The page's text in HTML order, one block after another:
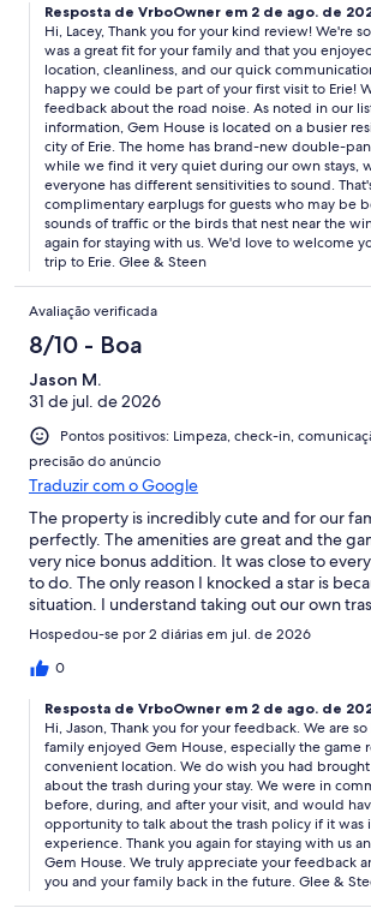
Resposta de VrboOwner em 2 de ago. de
Hi, Lacey, Thank you for your kind review! We're
was a great fit for your family and that you
location, cleanliness, and our quick
happy we could be part of your first visit to Erie!
feedback about the road noise. As noted in our
information, Gem House is located on a busier
city of Erie. The home has brand-new double-
while we find it very quiet during our own stays,
everyone has different sensitivities to sound.
complimentary earplugs for guests who may be
sounds of traffic or the birds that nest near the
again for staying with us. We'd love to welcome
trip to Erie. Glee & Steen
Avaliação verificada
8/10 - Boa
Jason M.
31 de jul. de 2026
Pontos positivos: Limpeza, check-in,
precisão do anúncio
Traduzir com o Google
The property is incredibly cute and for our
perfectly. The amenities are great and the
very nice bonus addition. It was close to
to do. The only reason I knocked a star is
situation. I understand taking out our own
retrieve previous guests trash bags from the
to the street put me off a little. But other than
rules made sense and were easy to follow.
Hospedou-se por 2 diárias em jul. de 2026
0
Resposta de VrboOwner em 2 de ago. de
Hi, Jason, Thank you for your feedback. We are
family enjoyed Gem House, especially the game
convenient location. We do wish you had
about the trash during your stay. We were in
before, during, and after your visit, and would
opportunity to talk about the trash policy if it was
experience. Thank you again for staying with us
Gem House. We truly appreciate your feedback
you and your family back in the future. Glee &